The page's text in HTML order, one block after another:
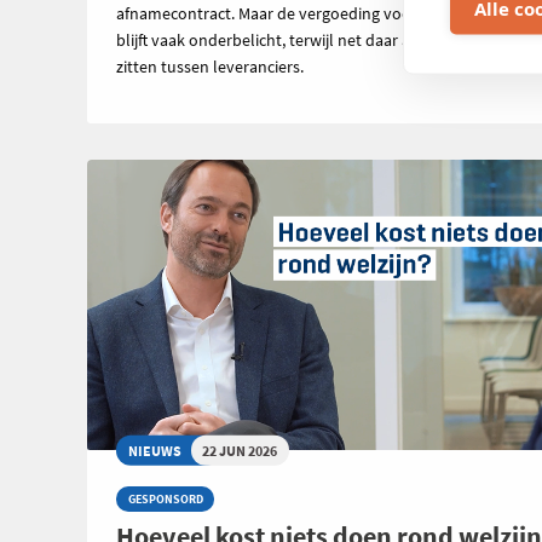
Alle
afnamecontract. Maar de vergoeding voor geïnjecteerde
blijft vaak onderbelicht, terwijl net daar aanzienlijke
zitten tussen leveranciers.
NIEUWS 22 JUN 2026
GESPONSORD